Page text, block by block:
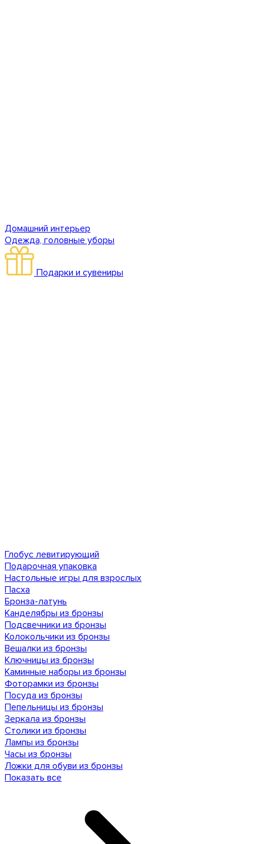
Домашний интерьер
Одежда, головные уборы
Подарки и сувениры
Глобус левитирующий
Подарочная упаковка
Настольные игры для взрослых
Пасха
Бронза-латунь
Канделябры из бронзы
Подсвечники из бронзы
Колокольчики из бронзы
Вешалки из бронзы
Ключницы из бронзы
Каминные наборы из бронзы
Фоторамки из бронзы
Посуда из бронзы
Пепельницы из бронзы
Зеркала из бронзы
Столики из бронзы
Лампы из бронзы
Часы из бронзы
Ложки для обуви из бронзы
Показать все